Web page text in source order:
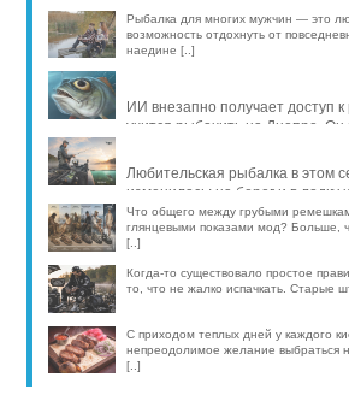
Рыбалка для многих мужчин — это
возможность отдохнуть от
наедине [..]
ИИ внезапно получает доступ
учится рыбачить на Днепре.
Любительская рыбалка в этом
изменилась: на берег и в лодку
компактные эхолоты, об [..]
Что общего между грубыми
глянцевыми показами мод? Больше,
[..]
Когда-то существовало простое
то, что не жалко испачкать. Старые
С приходом теплых дней у каждого
непреодолимое желание выбраться
[..]